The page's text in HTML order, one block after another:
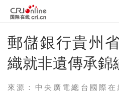
郵儲銀行貴州
織就非遺傳承錦
來源：中央廣電總台國際在